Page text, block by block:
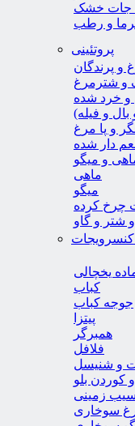
جات خشک
و رطب
پروتئینی
پرندگان
و شترمرغ
و خرد شده
و فيله)
و پا مرغ
دار شده
و میگو
ماهی
میگو
چرخ کرده
شتر و گاو
کنسرویجات
یخچالی
کباب
جوجه کباب
پیتزا
همبرگر
فلافل
و شنیسل
کوردن بلو
زمینی
سوخاری